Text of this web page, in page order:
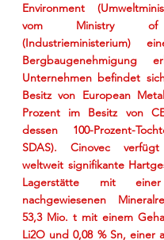
Environment
vom Ministry of
(Industrieministerium)
Bergbaugenehmigung
Unternehmen befindet
Besitz von European
Prozent im Besitz von
dessen 100-Prozent-
SDAS). Cinovec
weltweit signifikante
Lagerstätte mit
nachgewiesenen
53,3 Mio. t mit einem
Li2O und 0,08 % Sn, einer